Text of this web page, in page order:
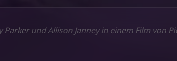
Parker und Allison Janney in einem Film von